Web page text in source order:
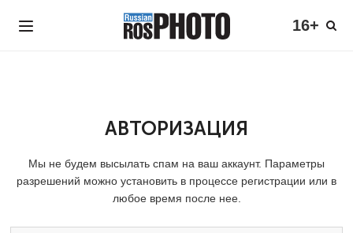
16+
АВТОРИЗАЦИЯ
Мы не будем высылать спам на ваш аккаунт. Параметры
разрешений можно установить в процессе регистрации или в
любое время после нее.